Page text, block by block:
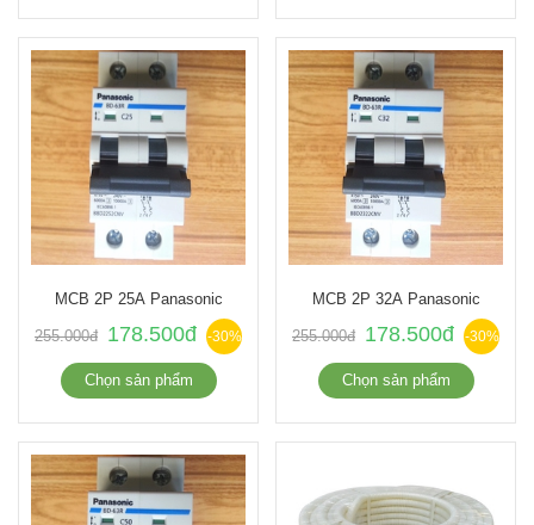
MCB 2P 25A Panasonic
255.000đ 178.500đ -30%
Chọn sản phẩm
MCB 2P 32A Panasonic
255.000đ 178.500đ -30%
Chọn sản phẩm